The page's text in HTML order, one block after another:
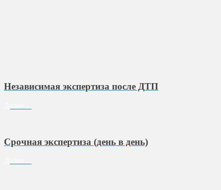
Независимая экспертиза после ДТП
Срочная экспертиза (день в день)